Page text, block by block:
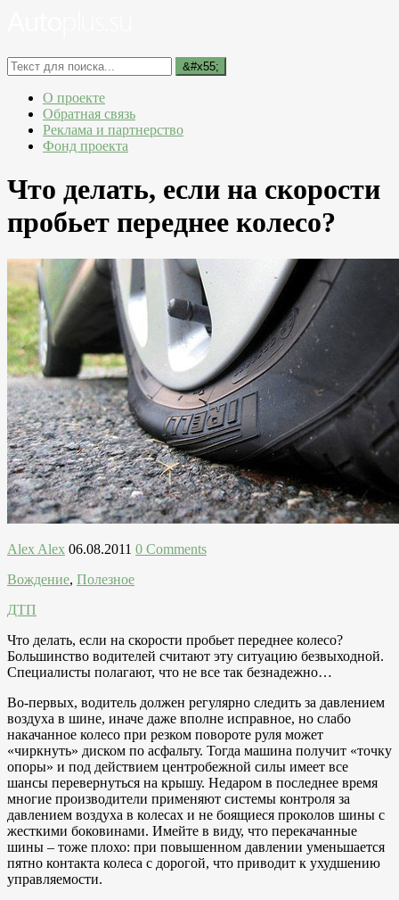
О проекте
Обратная связь
Реклама и партнерство
Фонд проекта
Что делать, если на скорости
пробьет переднее колесо?
Alex Alex 06.08.2011 0 Comments
Вождение, Полезное
ДТП
Что делать, если на скорости пробьет переднее колесо?
Большинство водителей считают эту ситуацию безвыходной.
Специалисты полагают, что не все так безнадежно…
Во-первых, водитель должен регулярно следить за давлением
воздуха в шине, иначе даже вполне исправное, но слабо
накачанное колесо при резком повороте руля может
«чиркнуть» диском по асфальту. Тогда машина получит «точку
опоры» и под действием центробежной силы имеет все
шансы перевернуться на крышу. Недаром в последнее время
многие производители применяют системы контроля за
давлением воздуха в колесах и не боящиеся проколов шины с
жесткими боковинами. Имейте в виду, что перекачанные
шины – тоже плохо: при повышенном давлении уменьшается
пятно контакта колеса с дорогой, что приводит к ухудшению
управляемости.